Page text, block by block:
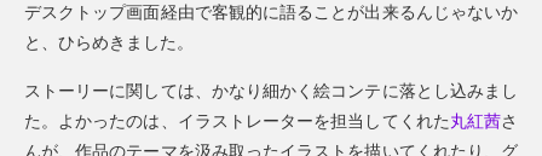
デスクトップ画面経由で客観的に語ることが出来るんじゃないか
と、ひらめきました。
ストーリーに関しては、かなり細かく絵コンテに落とし込みまし
た。よかったのは、イラストレーターを担当してくれた丸紅茜さ
んが、作品のテーマを汲み取ったイラストを描いてくれたり、グ